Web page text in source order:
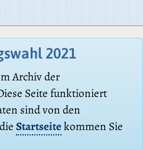
2021
Archiv der
Seite funktioniert
sind von den
Startseitekommen Sie